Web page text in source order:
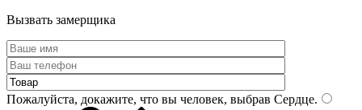
Вызвать замерщика
Пожалуйста, докажите, что вы человек, выбрав Сердце.